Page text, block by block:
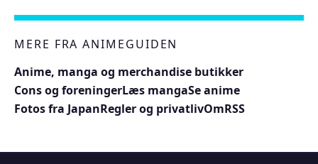
MERE FRA ANIMEGUIDEN
Anime, manga og merchandise butikker
Cons og foreningerLæs mangaSe anime
Fotos fra JapanRegler og privatlivOmRSS